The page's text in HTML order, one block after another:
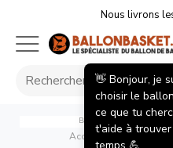
Nous livrons
Ballon de Basket
Accueil/Ballons de
👋 Bonjour, je
choisir le
ce que tu
t'aide à